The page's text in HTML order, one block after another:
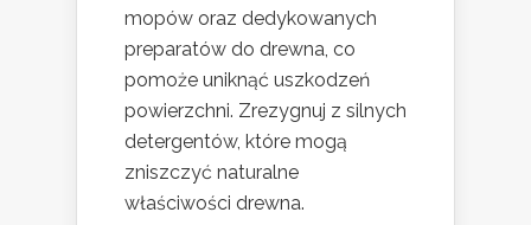
mopów oraz dedykowanych
preparatów do drewna, co
pomoże uniknąć uszkodzeń
powierzchni. Zrezygnuj z silnych
detergentów, które mogą
zniszczyć naturalne
właściwości drewna.